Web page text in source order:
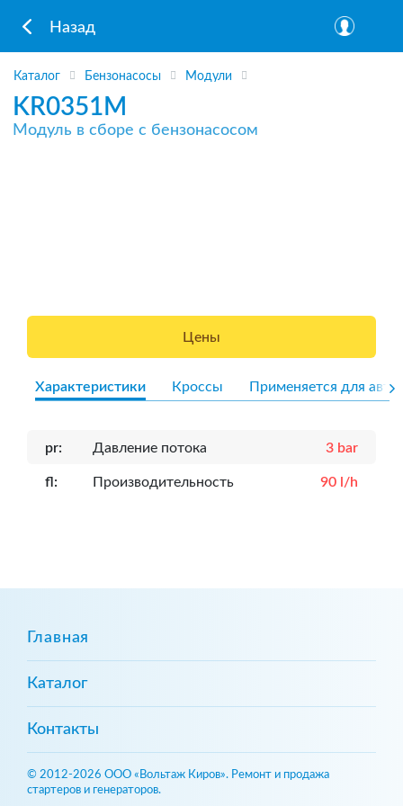
Назад
Каталог Бензонасосы Модули
KR0351M
Модуль в сборе с бензонасосом
Цены
Характеристики Кроссы Применяется для авто
pr: Давление потока 3 bar
fl: Производительность 90 l/h
Главная
Каталог
Контакты
© 2012-2026 ООО «Вольтаж Киров». Ремонт и продажа
стартеров и генераторов.